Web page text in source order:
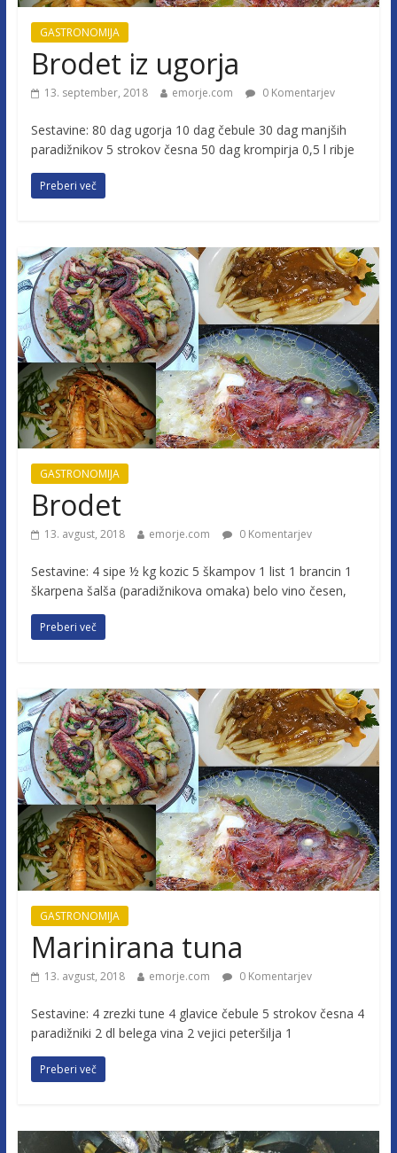
GASTRONOMIJA
Brodet iz ugorja
13. september, 2018 emorje.com 0 Komentarjev
Sestavine: 80 dag ugorja 10 dag čebule 30 dag manjših
paradižnikov 5 strokov česna 50 dag krompirja 0,5 l ribje
Preberi več
GASTRONOMIJA
Brodet
13. avgust, 2018 emorje.com 0 Komentarjev
Sestavine: 4 sipe ½ kg kozic 5 škampov 1 list 1 brancin 1
škarpena šalša (paradižnikova omaka) belo vino česen,
Preberi več
GASTRONOMIJA
Marinirana tuna
13. avgust, 2018 emorje.com 0 Komentarjev
Sestavine: 4 zrezki tune 4 glavice čebule 5 strokov česna 4
paradižniki 2 dl belega vina 2 vejici peteršilja 1
Preberi več